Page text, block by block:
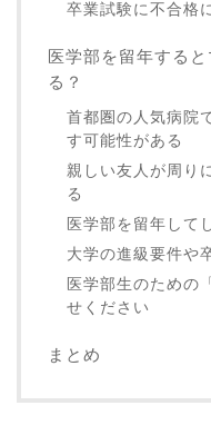
卒業試験に不合格
医学部を留年する
る？
首都圏の人気病院
す可能性がある
親しい友人が周り
る
医学部を留年して
大学の進級要件や
医学部生のための
せください
まとめ